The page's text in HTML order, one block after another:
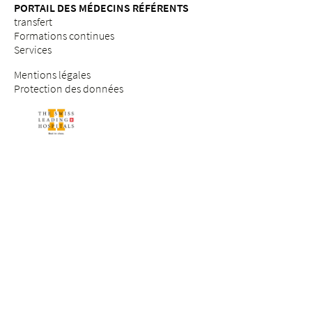
PORTAIL DES MÉDECINS RÉFÉRENTS
transfert
Formations continues
Services
Mentions légales
Protection des données